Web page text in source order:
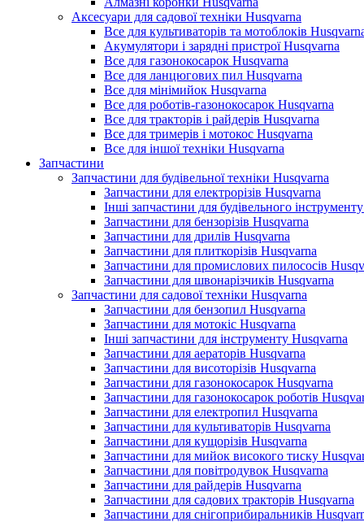
Аксесуари для садової техніки Husqvarna
Все для культиваторів та мотоблоків
Акумулятори і зарядні пристрої Husqvarna
Все для газонокосарок Husqvarna
Все для ланцюгових пил Husqvarna
Все для мінімийок Husqvarna
Все для роботів-газонокосарок Husqvarna
Все для тракторів і райдерів Husqvarna
Все для тримерів і мотокос Husqvarna
Все для іншої техніки Husqvarna
Запчастини
Запчастини для будівельної техніки Husqvarna
Запчастини для електрорізів Husqvarna
Інші запчастини для будівельного
Запчастини для бензорізів Husqvarna
Запчастини для дрилів Husqvarna
Запчастини для плиткорізів Husqvarna
Запчастини для промислових пилососів
Запчастини для швонарізчиків Husqvarna
Запчастини для садової техніки Husqvarna
Запчастини для бензопил Husqvarna
Запчастини для мотокіс Husqvarna
Інші запчастини для інструменту Husqvarna
Запчастини для аераторів Husqvarna
Запчастини для висоторізів Husqvarna
Запчастини для газонокосарок Husqvarna
Запчастини для газонокосарок роботів
Запчастини для електропил Husqvarna
Запчастини для культиваторів Husqvarna
Запчастини для кущорізів Husqvarna
Запчастини для мийок високого тиску
Запчастини для повітродувок Husqvarna
Запчастини для райдерів Husqvarna
Запчастини для садових тракторів Husqvarna
Запчастини для снігоприбиральників